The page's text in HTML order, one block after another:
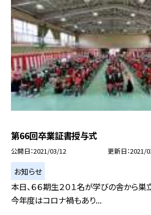
第66回卒業証書授与式
公開日 2021/03/12 更新日 2021/
お知らせ
本日、６６期生２０１名が学びの舎から巣
今年度はコロナ禍もあり...